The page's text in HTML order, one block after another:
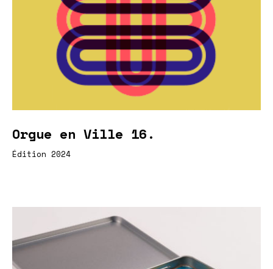
Orgue en Ville 16.
Édition 2024